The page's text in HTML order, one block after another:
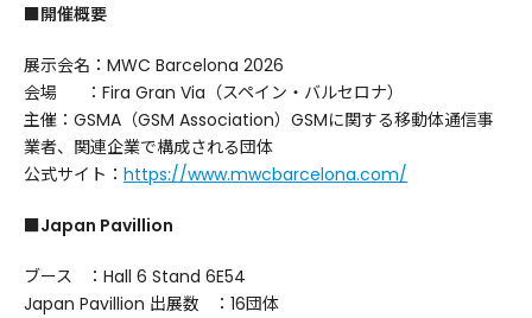
■開催概要
展示会名：MWC Barcelona 2026
会場 ：Fira Gran Via（スペイン・バルセロナ）
主催：GSMA（GSM Association）GSMに関する移動体通信事
業者、関連企業で構成される団体
公式サイト： https://www.mwcbarcelona.com/
■Japan Pavillion
ブース ：Hall 6 Stand 6E54
Japan Pavillion 出展数 ：16団体